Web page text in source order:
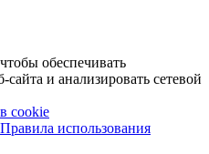
обеспечивать
и анализировать сетевой
cookie
Правила использования